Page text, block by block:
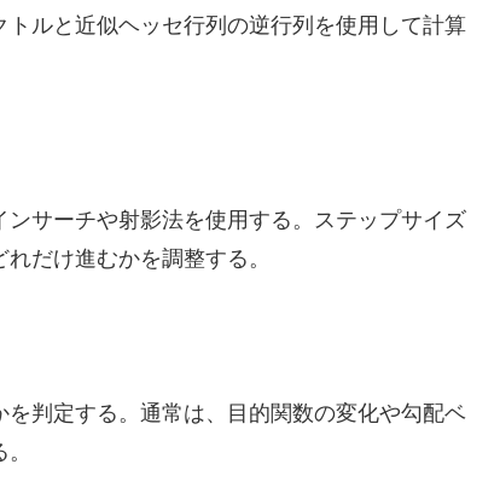
ルと近似ヘッセ行列の逆行列を使用して計算
サーチや射影法を使用する。ステップサイズ
だけ進むかを調整する。
判定する。通常は、目的関数の変化や勾配ベ